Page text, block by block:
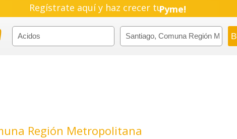
Regístrate aquí y haz crecer tuPyme!
Emprendimiento!
Región Metropolitana